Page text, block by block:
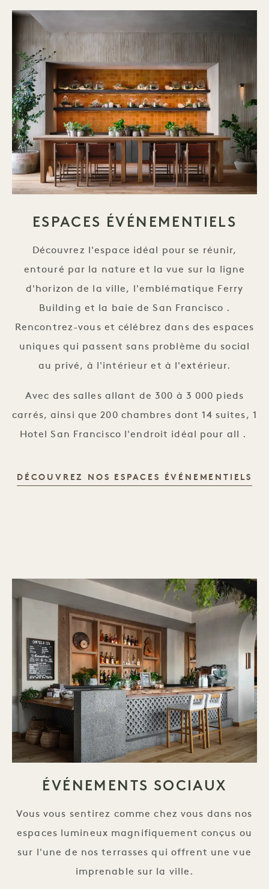
ESPACES ÉVÉNEMENTIELS
Découvrez l'espace idéal pour se réunir,
entouré par la nature et la vue sur la ligne
d'horizon de la ville, l'emblématique Ferry
Building et la baie de San Francisco .
Rencontrez-vous et célébrez dans des espaces
uniques qui passent sans problème du social
au privé, à l'intérieur et à l'extérieur.
Avec des salles allant de 300 à 3 000 pieds
carrés, ainsi que 200 chambres dont 14 suites, 1
Hotel San Francisco l'endroit idéal pour all .
DÉCOUVREZ NOS ESPACES ÉVÉNEMENTIELS
ÉVÉNEMENTS SOCIAUX
Vous vous sentirez comme chez vous dans nos
espaces lumineux magnifiquement conçus ou
sur l'une de nos terrasses qui offrent une vue
imprenable sur la ville.